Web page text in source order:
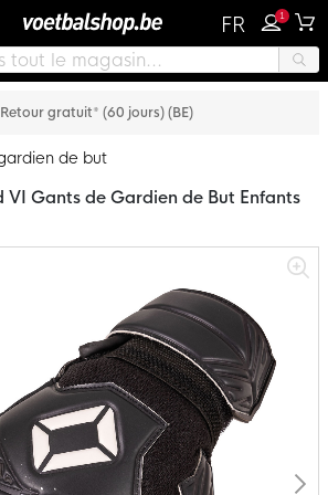
FR 1
Payez plus tard avec Klarna
de but
VI Gants de Gardien de But Enfants